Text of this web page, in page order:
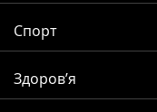
Спорт
Здоров’я